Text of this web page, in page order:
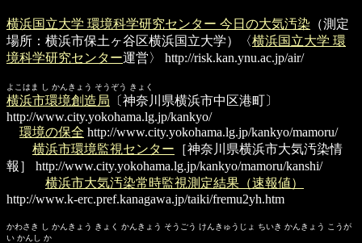
横浜国立大学 環境科学研究センター 今日の大気汚染 （測定
場所：横浜市保土ヶ谷区横浜国立大学）〈横浜国立大学 環
境科学研究センター運営〉 http://risk.kan.ynu.ac.jp/air/
よこはま し かんきょう そうぞう きょく
横浜市環境創造局 〔神奈川県横浜市中区港町〕
http://www.city.yokohama.lg.jp/kankyo/
環境の保全 http://www.city.yokohama.lg.jp/kankyo/mamoru/
横浜市環境監視センター ［神奈川県横浜市大気汚染情
報］
http://www.city.yokohama.lg.jp/kankyo/mamoru/kanshi/
横浜市大気汚染常時監視測定結果（速報値）
http://www.k-erc.pref.kanagawa.jp/taiki/fremu2yh.htm
かわさき し かんきょう きょく かんきょう そうごう けんきゅうじょ ちいき かんきょう こうが
い かんし か